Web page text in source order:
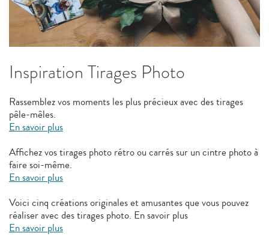
Inspiration Tirages Photo
Rassemblez vos moments les plus précieux avec des tirages
pêle-mêles.
En savoir plus
Affichez vos tirages photo rétro ou carrés sur un cintre photo à
faire soi-même.
En savoir plus
Voici cinq créations originales et amusantes que vous pouvez
réaliser avec des tirages photo. En savoir plus
En savoir plus